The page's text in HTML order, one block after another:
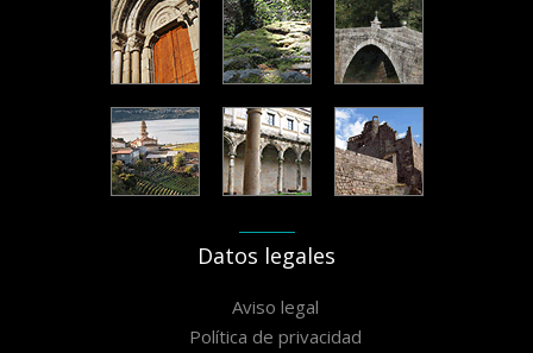
Datos legales
Aviso legal
Política de privacidad